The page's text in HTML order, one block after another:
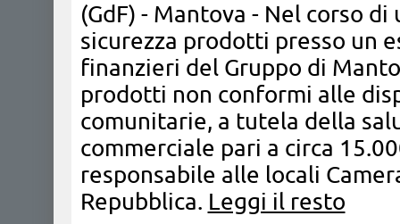
(GdF) - Mantova - Nel corso
sicurezza prodotti presso un
finanzieri del Gruppo di
prodotti non conformi alle
comunitarie, a tutela della
commerciale pari a circa
responsabile alle locali
Repubblica. Leggi il resto